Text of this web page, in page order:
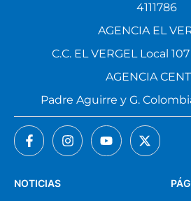
NOTICIAS
4111786
AGENCIA EL
C.C. EL VERGEL Local
AGENCIA
Padre Aguirre y G.